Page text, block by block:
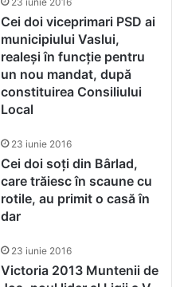
Cei doi viceprimari PSD ai
municipiului Vaslui,
realeși în funcție pentru
un nou mandat, după
constituirea Consiliului
Local
23 iunie 2016
Cei doi soți din Bârlad,
care trăiesc în scaune cu
rotile, au primit o casă în
dar
23 iunie 2016
Victoria 2013 Muntenii de